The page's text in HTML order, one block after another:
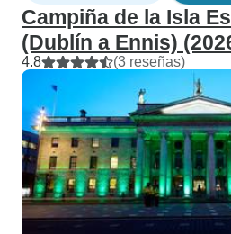
Campiña de la Isla
(Dublín a Ennis)
4.8 (3 reseñas)